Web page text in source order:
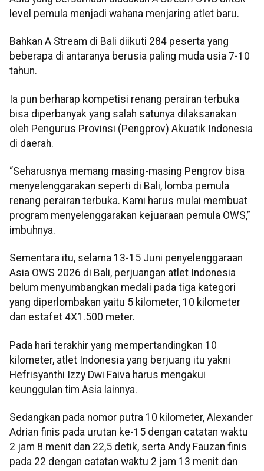
level pemula menjadi wahana menjaring atlet baru.
Bahkan A Stream di Bali diikuti 284 peserta yang
beberapa di antaranya berusia paling muda usia 7-10
tahun.
Ia pun berharap kompetisi renang perairan terbuka
bisa diperbanyak yang salah satunya dilaksanakan
oleh Pengurus Provinsi (Pengprov) Akuatik Indonesia
di daerah.
“Seharusnya memang masing-masing Pengrov bisa
menyelenggarakan seperti di Bali, lomba pemula
renang perairan terbuka. Kami harus mulai membuat
program menyelenggarakan kejuaraan pemula OWS,”
imbuhnya.
Sementara itu, selama 13-15 Juni penyelenggaraan
Asia OWS 2026 di Bali, perjuangan atlet Indonesia
belum menyumbangkan medali pada tiga kategori
yang diperlombakan yaitu 5 kilometer, 10 kilometer
dan estafet 4X1.500 meter.
Pada hari terakhir yang mempertandingkan 10
kilometer, atlet Indonesia yang berjuang itu yakni
Hefrisyanthi Izzy Dwi Faiva harus mengakui
keunggulan tim Asia lainnya.
Sedangkan pada nomor putra 10 kilometer, Alexander
Adrian finis pada urutan ke-15 dengan catatan waktu
2 jam 8 menit dan 22,5 detik, serta Andy Fauzan finis
pada 22 dengan catatan waktu 2 jam 13 menit dan